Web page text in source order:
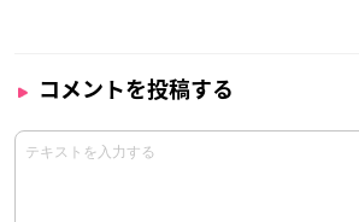
コメントを投稿する